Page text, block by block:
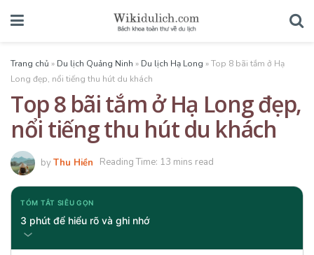
Trang chủ » Du lịch Quảng Ninh » Du lịch Hạ Long »Top 8 bãi tắm ở Hạ
Long đẹp, nổi tiếng thu hút du khách
Top 8 bãi tắm ở Hạ Long đẹp,
nổi tiếng thu hút du khách
byThu Hiền Reading Time: 13 mins read
TÓM TẮT SIÊU GỌN
3 phút để hiểu rõ và ghi nhớ